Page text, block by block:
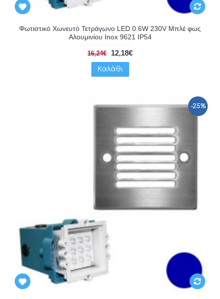
Φωτιστικό Χωνευτό Τετράγωνο LED 0.6W 230V Μπλέ φως
Αλουμινίου Inox 9621 IP54
16,24€ 12,18€
Καλάθι
-25%